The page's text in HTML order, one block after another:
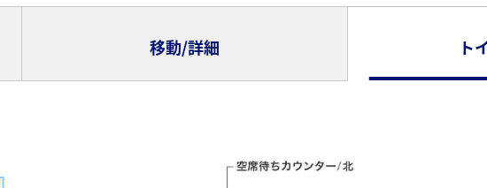
移動/詳細 ト